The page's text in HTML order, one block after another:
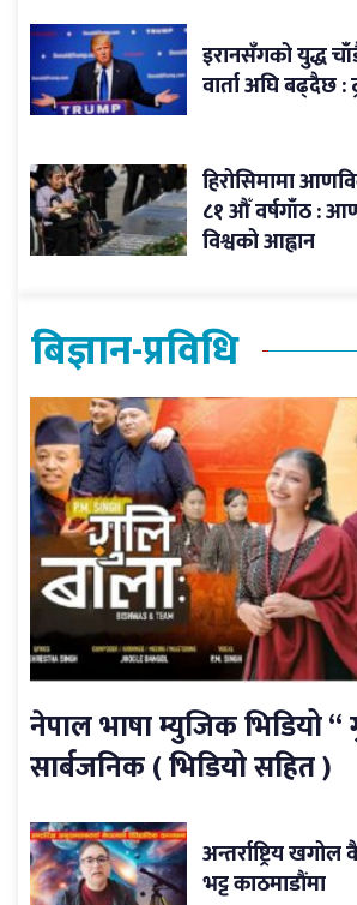
इरानसँगको युद्ध
वार्ता अघि बढ्दैछ :
हिरोसिमामा
८१ औँ वर्षगाँठ :
विश्वको आह्वान
बिज्ञान-प्रविधि
नेपाल भाषा म्युजिक भिडियो “
सार्बजनिक ( भिडियो सहित )
अन्तर्राष्ट्रिय
भट्ट काठमाडौंमा